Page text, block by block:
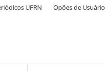
UFRN Opões de Usuário